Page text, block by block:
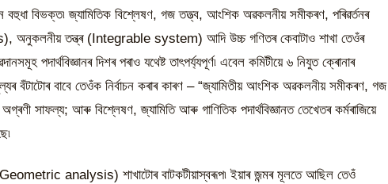
বিভক্ত৷ জ্যামিতিক বিশ্লেষণ, গজ তত্ত্ব, আংশিক অৱকলনীয় সমীকৰণ, পৰিৱৰ্তনৰ
তন্ত্ৰ (Integrable system) আদি উচ্চ গণিতৰ কেবাটাও শাখা তেওঁৰ
পদাৰ্থবিজ্ঞানৰ দিশৰ পৰাও যথেষ্ট তাৎপৰ্য্যপূৰ্ণ৷ এবেল কমিটীয়ে ৬ নিযুত ক্ৰোনাৰ
বঁটাটোৰ বাবে তেওঁক নিৰ্বাচন কৰাৰ কাৰণ – “জ্যামিতীয় আংশিক অৱকলনীয় সমীকৰণ, গজ
সাফল্য; আৰু বিশ্লেষণ, জ্যামিতি আৰু গাণিতিক পদাৰ্থবিজ্ঞানত তেখেতৰ কৰ্মৰাজিয়ে
analysis) শাখাটোৰ বাটকটীয়াস্বৰূপ৷ ইয়াৰ জন্মৰ মূলতে আছিল তেওঁ